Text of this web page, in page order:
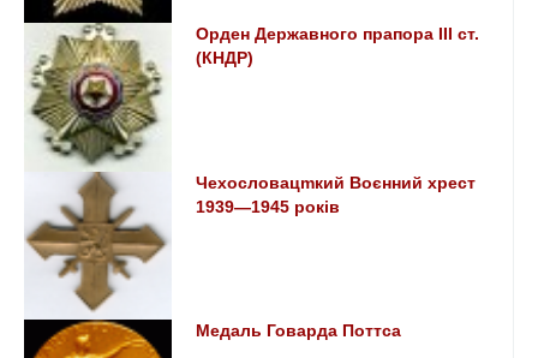
Орден Державного прапора III ст.
(КНДР)
Чехословацmкий Воєнний хрест
1939—1945 років
Медаль Говарда Поттса